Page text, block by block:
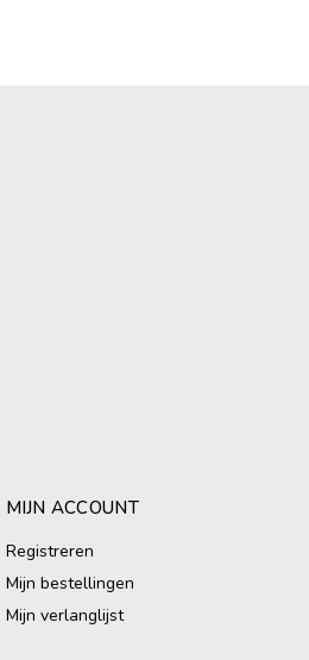
MIJN ACCOUNT
Registreren
Mijn bestellingen
Mijn verlanglijst